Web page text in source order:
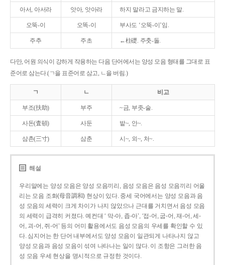
아서, 아서라 앗아, 앗아라 하지 말라고 금지하는 말.
오뚝-이 오똑-이 부사도 ‘오뚝-이’임.
주추 주초 ←柱礎. 주춧-돌.
다만, 어원 의식이 강하게 작용하는 다음 단어에서는 양성 모음 형태를 그대로 표
준어로 삼는다.(ㄱ을 표준어로 삼고, ㄴ을 버림.)
ㄱ ㄴ 비고
부조(扶助) 부주 ~금, 부좃-술.
사돈(査頓) 사둔 밭~, 안~.
삼촌(三寸) 삼춘 시~, 외~, 처~.
해설
우리말에는 양성 모음은 양성 모음끼리, 음성 모음은 음성 모음끼리 어울
리는 모음 조화(母音調和) 현상이 있다. 중세 국어에서는 양성 모음과 음
성 모음의 세력이 크게 차이가 나지 않았으나 근대를 거치면서 음성 모음
의 세력이 급격히 커졌다. 예컨대 ‘ 막-아, 좁-아’, ‘접-어, 굽-어, 재-어, 세-
어, 괴-어, 쥐-어’ 등의 어미 활용에서도 음성 모음의 우세를 확인할 수 있
다. 심지어는 한 단어 내부에서도 양성 모음이 일관되게 나타나지 않고
양성 모음과 음성 모음이 섞여 나타나는 일이 많다. 이 조항은 그러한 음
성 모음 우세 현상을 명시적으로 규정한 것이다.